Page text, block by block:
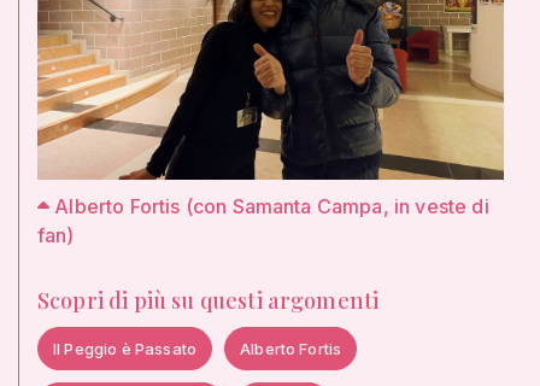
Alberto Fortis (con Samanta Campa, in veste di
fan)
Scopri di più su questi argomenti
Il Peggio è Passato Alberto Fortis